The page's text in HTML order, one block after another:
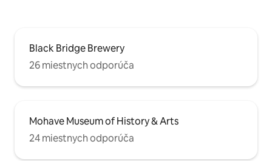
Black Bridge Brewery
26 miestnych odporúča
Mohave Museum of History & Arts
24 miestnych odporúča